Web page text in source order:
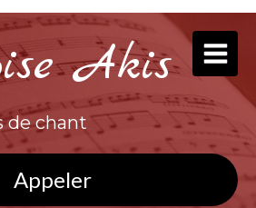
Akis
de chant
Appeler